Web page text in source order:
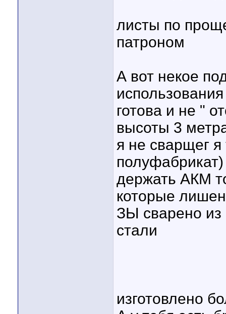
листы по
патроном
А вот некое
готова и не "
высоты 3
я не сварщег я
держать АКМ
которые
ЗЫ сварено из
стали
изготовлено